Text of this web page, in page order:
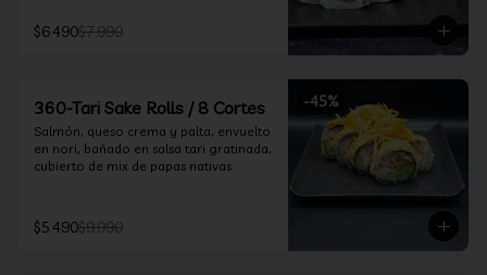
$6.490$7.990
-45%
360-Tari Sake Rolls / 8 Cortes
Salmón, queso crema y palta, envuelto
en nori, bañado en salsa tari gratinada,
cubierto de mix de papas nativas
$5.490$9.990